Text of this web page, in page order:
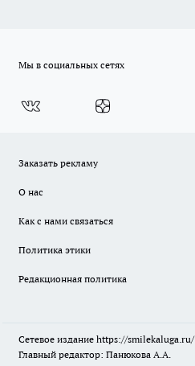
Мы в социальных сетях
Заказать рекламу
О нас
Как с нами связаться
Политика этики
Редакционная политика
Сетевое издание https://smilekaluga.ru/
Главный редактор: Панюкова А.А.